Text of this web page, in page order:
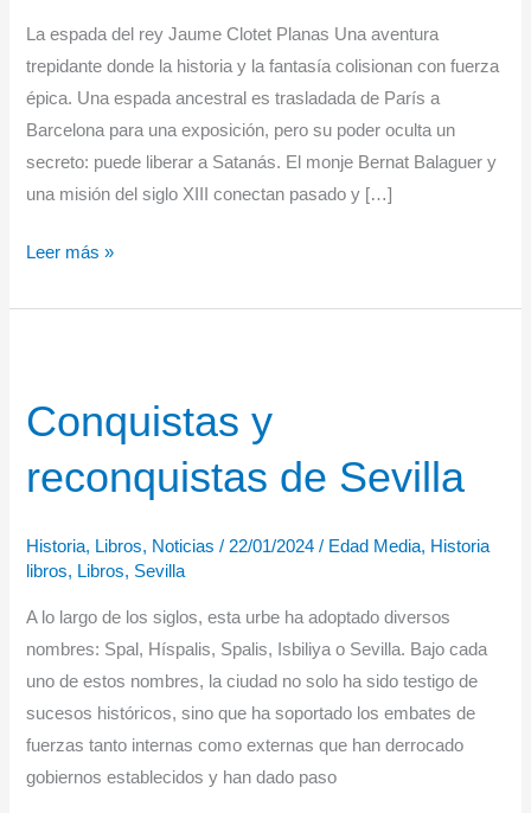
La espada del rey Jaume Clotet Planas Una aventura
trepidante donde la historia y la fantasía colisionan con fuerza
épica. Una espada ancestral es trasladada de París a
Barcelona para una exposición, pero su poder oculta un
secreto: puede liberar a Satanás. El monje Bernat Balaguer y
una misión del siglo XIII conectan pasado y […]
La
del
Jaume
Leer más »
Conquistas y
reconquistas de Sevilla
Historia, Libros, Noticias /22/01/2024/ Edad Media, Historia
libros, Libros, Sevilla
A lo largo de los siglos, esta urbe ha adoptado diversos
nombres: Spal, Híspalis, Spalis, Isbiliya o Sevilla. Bajo cada
uno de estos nombres, la ciudad no solo ha sido testigo de
sucesos históricos, sino que ha soportado los embates de
fuerzas tanto internas como externas que han derrocado
gobiernos establecidos y han dado paso